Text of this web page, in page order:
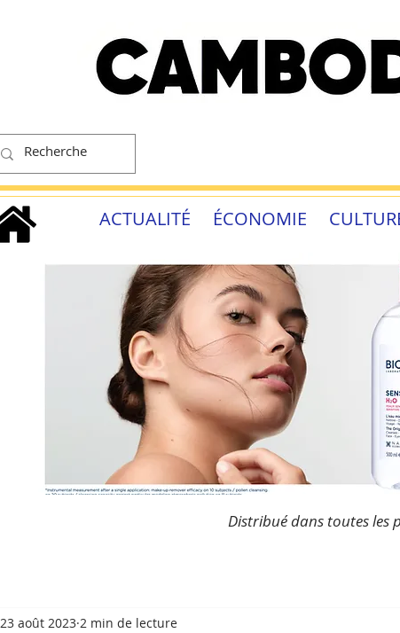
ACTUALITÉ ÉCONOMIE
Distribué dans toutes les
23 août 2023 2 min de lecture